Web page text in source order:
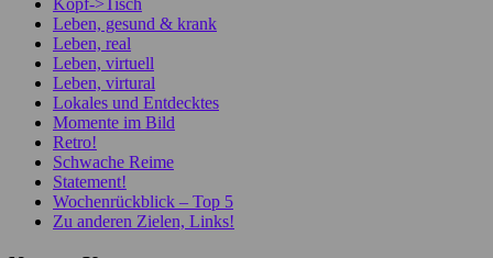
Kopf->Tisch
Leben, gesund & krank
Leben, real
Leben, virtuell
Leben, virtural
Lokales und Entdecktes
Momente im Bild
Retro!
Schwache Reime
Statement!
Wochenrückblick – Top 5
Zu anderen Zielen, Links!